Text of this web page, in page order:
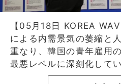
【05月18日 KOREA
による内需景気の萎縮と
重なり、韓国の青年雇用
最悪レベルに深刻化してい